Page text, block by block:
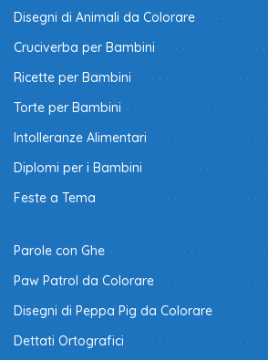
Disegni di Animali da Colorare
Cruciverba per Bambini
Ricette per Bambini
Torte per Bambini
Intolleranze Alimentari
Diplomi per i Bambini
Feste a Tema
Parole con Ghe
Paw Patrol da Colorare
Disegni di Peppa Pig da Colorare
Dettati Ortografici